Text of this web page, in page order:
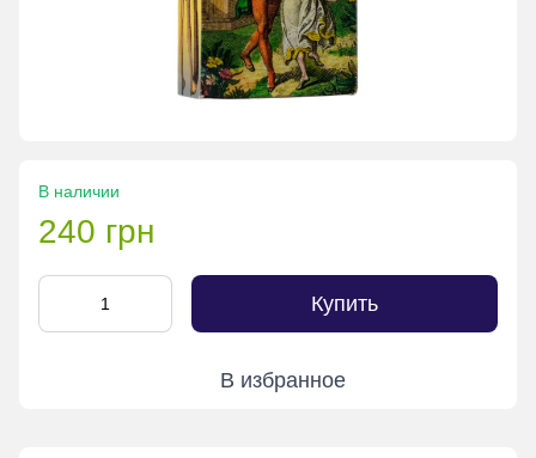
В наличии
240 грн
Купить
В избранное